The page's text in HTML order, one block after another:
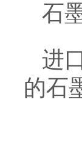
石
进
的石